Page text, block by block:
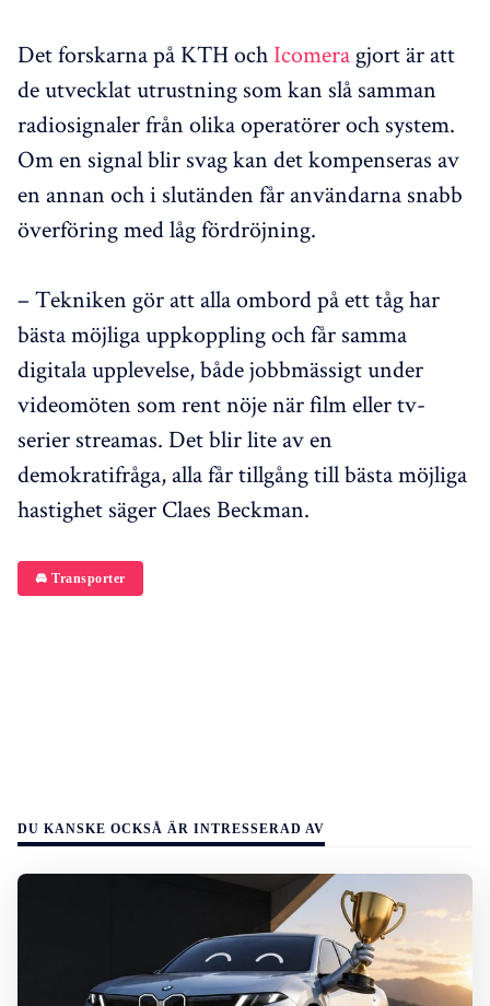
Det forskarna på KTH och Icomera gjort är att
de utvecklat utrustning som kan slå samman
radiosignaler från olika operatörer och system.
Om en signal blir svag kan det kompenseras av
en annan och i slutänden får användarna snabb
överföring med låg fördröjning.
– Tekniken gör att alla ombord på ett tåg har
bästa möjliga uppkoppling och får samma
digitala upplevelse, både jobbmässigt under
videomöten som rent nöje när film eller tv-
serier streamas. Det blir lite av en
demokratifråga, alla får tillgång till bästa möjliga
hastighet säger Claes Beckman.
🚘 Transporter
DU KANSKE OCKSÅ ÄR INTRESSERAD AV